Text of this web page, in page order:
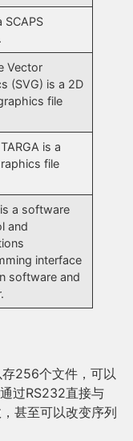
SCAPS
Vector
(SVG) is a 2D
file
is a
file
a software
and
interface
software and
256个文件，可以
过RS232直接与
甚至可以改变序列